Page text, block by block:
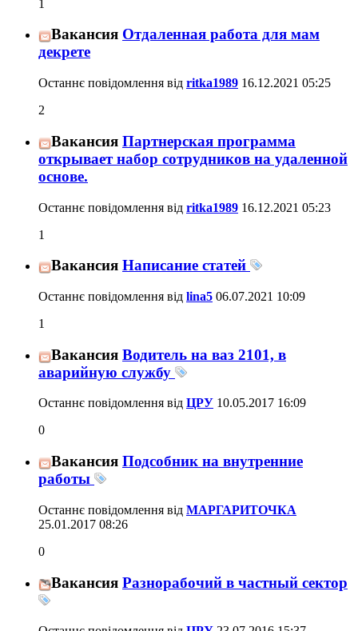
1
Вакансия Отдаленная работа для мам
декрете
Останнє повідомлення від ritka1989 16.12.2021 05:25
2
Вакансия Партнерская программа
открывает набор сотрудников на удаленной
основе.
Останнє повідомлення від ritka1989 16.12.2021 05:23
1
Вакансия Написание статей
Останнє повідомлення від lina5 06.07.2021 10:09
1
Вакансия Водитель на ваз 2101, в
аварийную службу
Останнє повідомлення від ЦРУ 10.05.2017 16:09
0
Вакансия Подсобник на внутренние
работы
Останнє повідомлення від МАРГАРИТОЧКA
25.01.2017 08:26
0
Вакансия Разнорабочий в частный сектор